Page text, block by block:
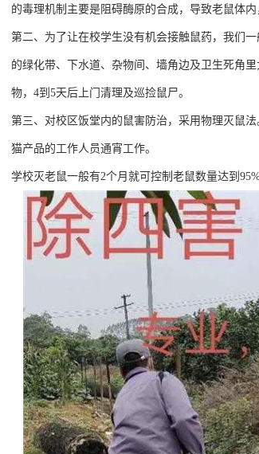
的毒理机制主要是阻碍酶原的合成，导致老鼠体
第二、为了让在校学生没有机会接触鼠药，我们
的绿化带、下水道、杂物间、墙角边及卫生死角
物，4到5天后上门清理及巡捡鼠尸。
第三、对校区饭堂内的鼠害防治，采用物理灭鼠
猫产品的工作人员通宵工作。
学校灭老鼠一般有2个月就可控制老鼠数量达到95%